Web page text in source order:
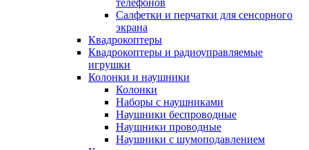
Салфетки и перчатки для сенсорного
экрана
Квадрокоптеры
Квадрокоптеры и радиоуправляемые
игрушки
Колонки и наушники
Колонки
Наборы с наушниками
Наушники беспроводные
Наушники проводные
Наушники с шумоподавлением